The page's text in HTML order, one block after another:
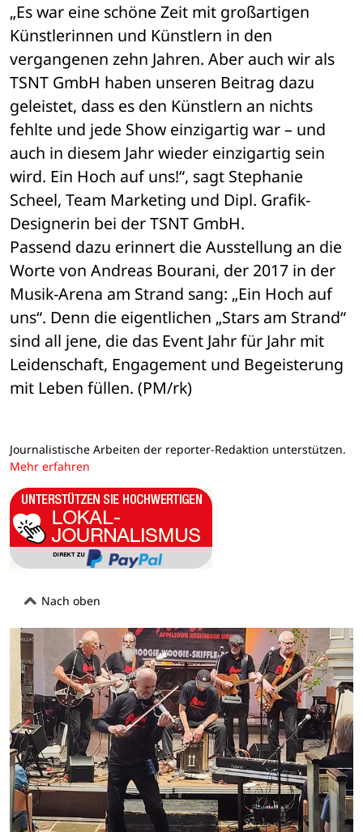
„Es war eine schöne Zeit mit großartigen
Künstlerinnen und Künstlern in den
vergangenen zehn Jahren. Aber auch wir als
TSNT GmbH haben unseren Beitrag dazu
geleistet, dass es den Künstlern an nichts
fehlte und jede Show einzigartig war – und
auch in diesem Jahr wieder einzigartig sein
wird. Ein Hoch auf uns!“, sagt Stephanie
Scheel, Team Marketing und Dipl. Grafik-
Designerin bei der TSNT GmbH.
Passend dazu erinnert die Ausstellung an die
Worte von Andreas Bourani, der 2017 in der
Musik-Arena am Strand sang: „Ein Hoch auf
uns“. Denn die eigentlichen „Stars am Strand“
sind all jene, die das Event Jahr für Jahr mit
Leidenschaft, Engagement und Begeisterung
mit Leben füllen. (PM/rk)
Journalistische Arbeiten der reporter-Redaktion unterstützen.
Mehr erfahren
Nach oben